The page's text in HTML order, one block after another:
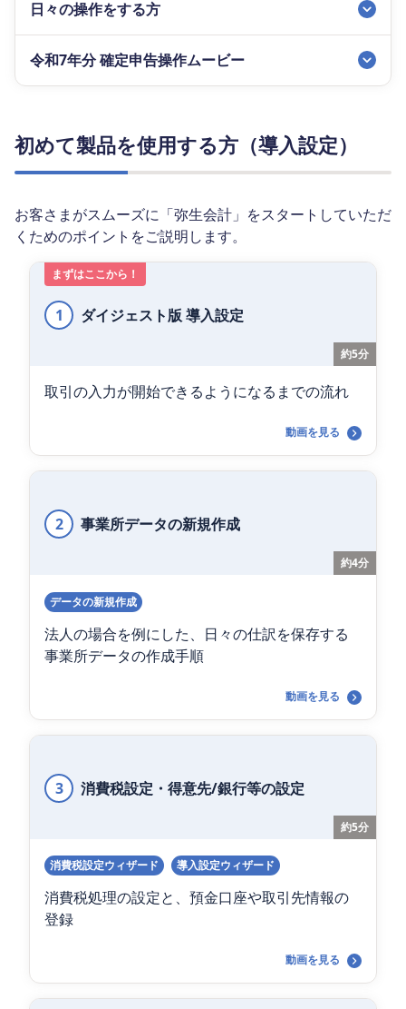
日々の操作をする方
令和7年分 確定申告操作ムービー
初めて製品を使用する方（導入設定）
お客さまがスムーズに「弥生会計」をスタートしていただ
くためのポイントをご説明します。
まずはここから！
1 ダイジェスト版 導入設定
約5分
取引の入力が開始できるようになるまでの流れ
動画を見る
2 事業所データの新規作成
約4分
データの新規作成
法人の場合を例にした、日々の仕訳を保存する
事業所データの作成手順
動画を見る
3 消費税設定・得意先/銀行等の設定
約5分
消費税設定ウィザード 導入設定ウィザード
消費税処理の設定と、預金口座や取引先情報の
登録
動画を見る